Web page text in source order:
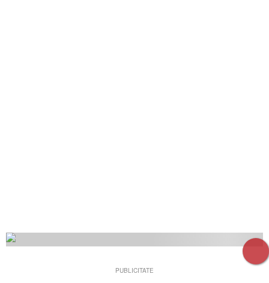
PUBLICITATE